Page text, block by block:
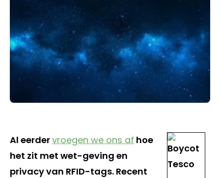
Al eerdervroegen we ons af hoe
het zit met wet-geving en
privacy van RFID-tags. Recent